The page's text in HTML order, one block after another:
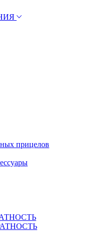
прицелов